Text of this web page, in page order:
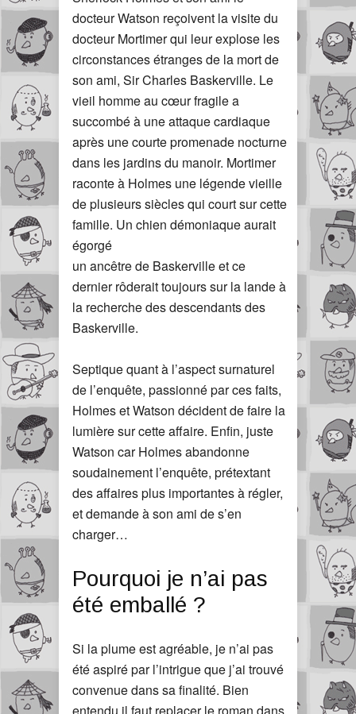
docteur Watson reçoivent la visite du
docteur Mortimer qui leur explose les
circonstances étranges de la mort de
son ami, Sir Charles Baskerville. Le
vieil homme au cœur fragile a
succombé à une attaque cardiaque
après une courte promenade nocturne
dans les jardins du manoir. Mortimer
raconte à Holmes une légende vieille
de plusieurs siècles qui court sur cette
famille. Un chien démoniaque aurait
égorgé
un ancêtre de Baskerville et ce
dernier rôderait toujours sur la lande à
la recherche des descendants des
Baskerville.
Septique quant à l’aspect surnaturel
de l’enquête, passionné par ces faits,
Holmes et Watson décident de faire la
lumière sur cette affaire. Enfin, juste
Watson car Holmes abandonne
soudainement l’enquête, prétextant
des affaires plus importantes à régler,
et demande à son ami de s’en
charger…
Pourquoi je n’ai pas
été emballé ?
Si la plume est agréable, je n’ai pas
été aspiré par l’intrigue que j’ai trouvé
convenue dans sa finalité. Bien
entendu il faut replacer le roman dans